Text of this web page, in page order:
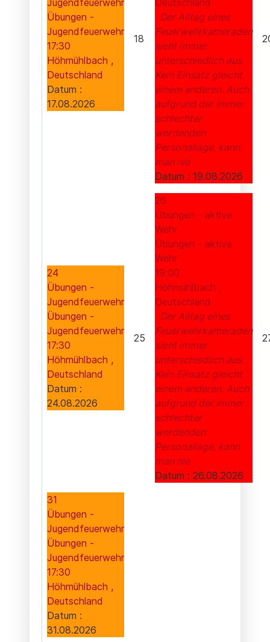
Jugendfeuerwehr
Übungen -
Jugendfeuerwehr
17:30
Höhmühlbach ,
Deutschland
Datum :
17.08.2026
18
Deutschland
Der Alltag eines
Feuerwehrkameraden
sieht immer
unterschiedlich aus.
Kein Einsatz gleicht
einem anderen. Auch
aufgrund der immer
schlechter
werdenden
Personallage, kann
man nie
Datum : 19.08.2026
24
Übungen -
Jugendfeuerwehr
Übungen -
Jugendfeuerwehr
17:30
Höhmühlbach ,
Deutschland
Datum :
24.08.2026
25
26
Übungen - aktive
Wehr
Übungen - aktive
Wehr
19:00
Höhmühlbach ,
Deutschland
Der Alltag eines
Feuerwehrkameraden
sieht immer
unterschiedlich aus.
Kein Einsatz gleicht
einem anderen. Auch
aufgrund der immer
schlechter
werdenden
Personallage, kann
man nie
Datum : 26.08.2026
31
Übungen -
Jugendfeuerwehr
Übungen -
Jugendfeuerwehr
17:30
Höhmühlbach ,
Deutschland
Datum :
31.08.2026